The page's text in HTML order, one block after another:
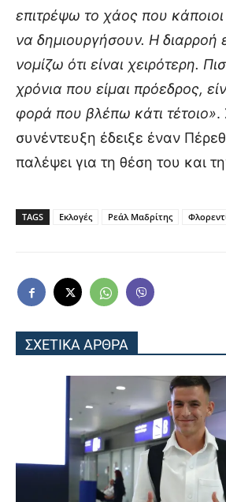
επιτρέψω το χάος που
να δημιουργήσουν. Η διαρροή
νομίζω ότι είναι χειρότερη.
χρόνια που είμαι πρόεδρος,
φορά που βλέπω κάτι τέτοιο».
συνέντευξη έδειξε έναν
παλέψει για τη θέση του και
TAGS Εκλογές Ρεάλ Μαδρίτης
ΣΧΕΤΙΚΑ ΑΡΘΡΑ